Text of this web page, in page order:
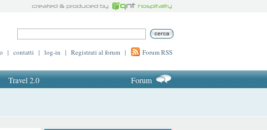
| contatti | log-in | Registrati al forum | Forum RSS
Travel 2.0 Forum